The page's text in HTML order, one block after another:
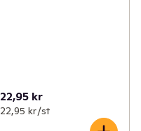
22,95 kr
22,95 kr /st